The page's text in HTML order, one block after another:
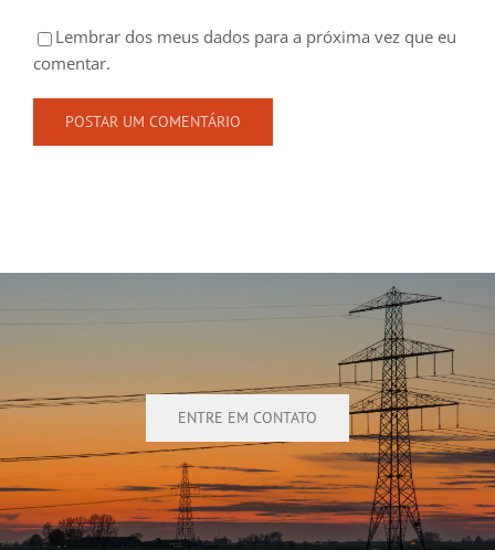
Lembrar dos meus dados para a próxima vez que eu
comentar.
ENTRE EM CONTATO